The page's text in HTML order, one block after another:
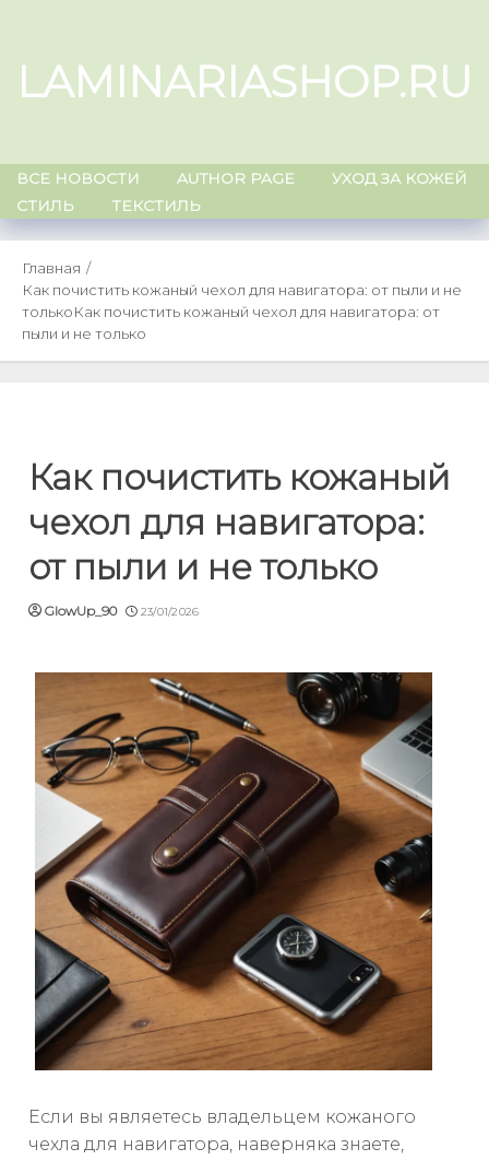
content
LAMINARIASHOP.RU
ВСЕ НОВОСТИ AUTHOR PAGE
УХОД ЗА КОЖЕЙ
СТИЛЬ
ТЕКСТИЛЬ
Главная
Как почистить кожаный чехол для навигатора: от пыли и не
толькоКак почистить кожаный чехол для навигатора: от
пыли и не только
Как почистить кожаный
чехол для навигатора:
от пыли и не только
GlowUp_90 23/01/2026
Если вы являетесь владельцем кожаного
чехла для навигатора, наверняка знаете,